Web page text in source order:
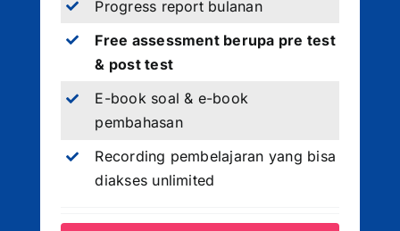
Progress report bulanan
Free assessment berupa pre test
& post test
E-book soal & e-book
pembahasan
Recording pembelajaran yang bisa
diakses unlimited